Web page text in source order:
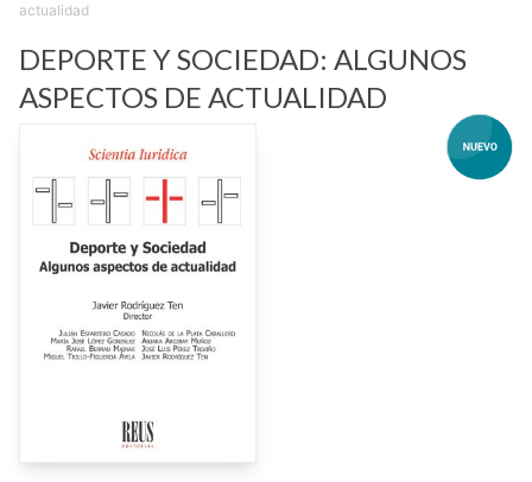
actualidad
DEPORTE Y SOCIEDAD: ALGUNOS
ASPECTOS DE ACTUALIDAD